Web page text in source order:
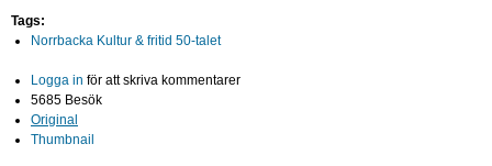
Tags:
Norrbacka Kultur & fritid 50-talet
Logga in för att skriva kommentarer
5685 Besök
Original
Thumbnail